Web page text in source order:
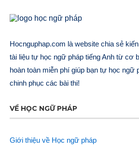
Hocnguphap.com là website chia sẻ
tài liệu tự học ngữ pháp tiếng Anh từ cơ
hoàn toàn miễn phí giúp bạn tự học ngữ
chinh phục các bài thi!
VỀ HỌC NGỮ PHÁP
Giới thiệu về Học ngữ pháp